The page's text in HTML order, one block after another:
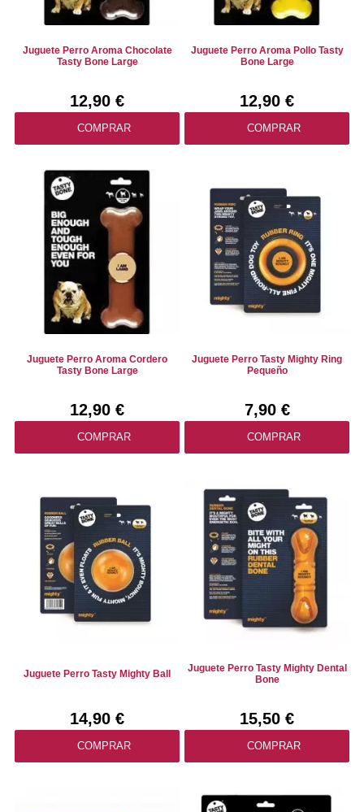
Juguete Perro Aroma Chocolate
Tasty Bone Large
12,90 €
COMPRAR
Juguete Perro Aroma Pollo Tasty
Bone Large
12,90 €
COMPRAR
Juguete Perro Aroma Cordero
Tasty Bone Large
12,90 €
COMPRAR
Juguete Perro Tasty Mighty Ring
Pequeño
7,90 €
COMPRAR
Juguete Perro Tasty Mighty Ball
14,90 €
COMPRAR
Juguete Perro Tasty Mighty Dental
Bone
15,50 €
COMPRAR